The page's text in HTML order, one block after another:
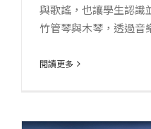
與歌謠，也讓學生認識
竹管琴與木琴，透過音
閱讀更多